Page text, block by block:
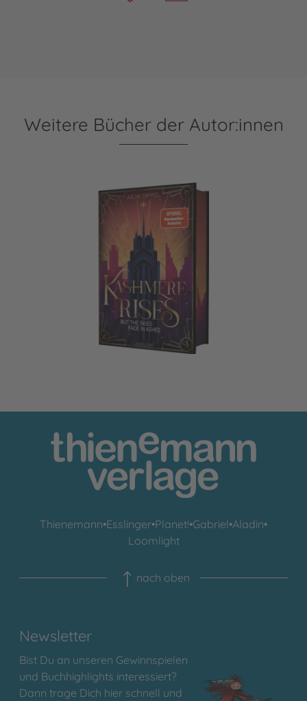
Weitere Bücher der Autor:innen
Velvet-Dilogie 2: Kashmere Rises, but the Skies fade in
Thienemann•Esslinger•Planet!•Gabriel•Aladin•
Loomlight
nach oben
Newsletter
Bist Du an unseren Gewinnspielen
und Buchhighlights interessiert?
Dann trage Dich hier schnell und